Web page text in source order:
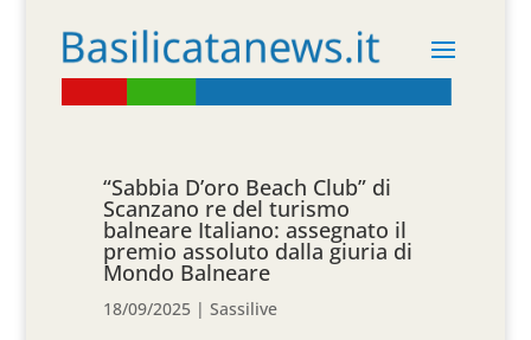
“Sabbia D’oro Beach Club” di
Scanzano re del turismo
balneare Italiano: assegnato il
premio assoluto dalla giuria di
Mondo Balneare
18/09/2025 |Sassilive